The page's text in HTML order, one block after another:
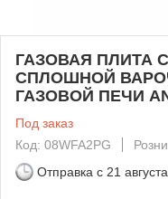
ГАЗОВАЯ ПЛИТА
СПЛОШНОЙ
ГАЗОВОЙ ПЕЧИ
Под заказ
Код: 08WFA2PG
Отправка с 21